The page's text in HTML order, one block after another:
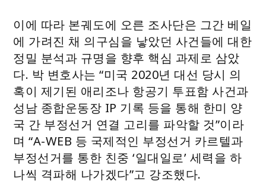
이에 따라 본궤도에 오른 조사단은 그간 베일
에 가려진 채 의구심을 낳았던 사건들에 대한
정밀 분석과 규명을 향후 핵심 과제로 삼았
다. 박 변호사는 “미국 2020년 대선 당시 의
혹이 제기된 애리조나 항공기 투표함 사건과
성남 종합운동장 IP 기록 등을 통해 한미 양
국 간 부정선거 연결 고리를 파악할 것”이라
며 “A-WEB 등 국제적인 부정선거 카르텔과
부정선거를 통한 친중 ‘일대일로’ 세력을 하
나씩 격파해 나가겠다”고 강조했다.